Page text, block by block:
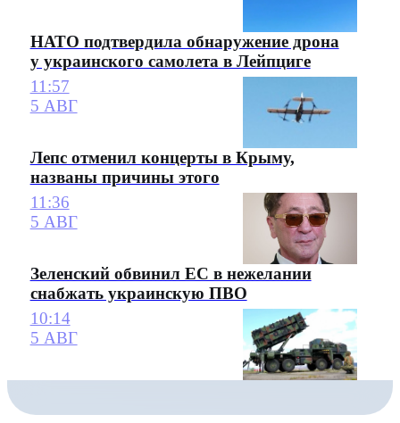
НАТО подтвердила обнаружение дрона
у украинского самолета в Лейпциге
11:57
5 АВГ
Лепс отменил концерты в Крыму,
названы причины этого
11:36
5 АВГ
Зеленский обвинил ЕС в нежелании
снабжать украинскую ПВО
10:14
5 АВГ